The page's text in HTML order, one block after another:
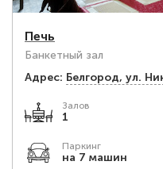
Печь
Банкетный зал
Адрес: Белгород, ул.
Залов
1
Паркинг
на 7 машин